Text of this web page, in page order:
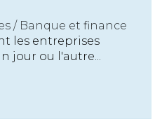
/ Banque et finance
les entreprises
jour ou l'autre...